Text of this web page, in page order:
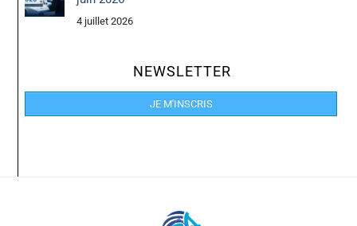
4 juillet 2026
NEWSLETTER
JE M'INSCRIS
Back